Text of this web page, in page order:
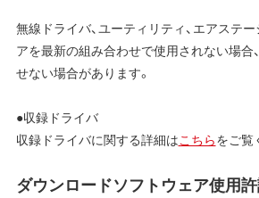
無線ドライバ、ユーティリティ、エアステ
アを最新の組み合わせで使用されない場合
せない場合があります。
●収録ドライバ
収録ドライバに関する詳細はこちらをご覧
ダウンロードソフトウェア使用